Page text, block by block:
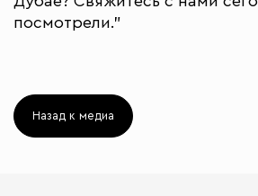
посмотрели."
Назад к медиа